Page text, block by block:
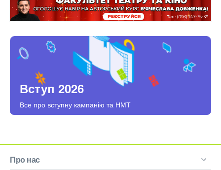
Вступ 2026
Все про вступну кампанію та НМТ
Про нас